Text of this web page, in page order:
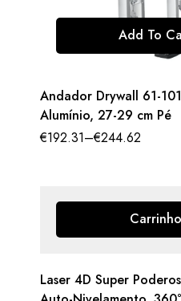
Add To
Andador Drywall 61-
Alumínio, 27-29 cm Pé
€192.31–€244.62
Carrinho
Laser 4D Super